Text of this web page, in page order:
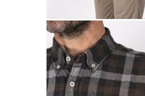
Naisten kevät-ja
Naisten nahkatakit
Naisten talvitakit
LAPSET
Lasten paidat
Lasten paidat
Lasten kauluspaidat
Lasten trikoopaidat
Lasten colleget ja
Lasten neuleet